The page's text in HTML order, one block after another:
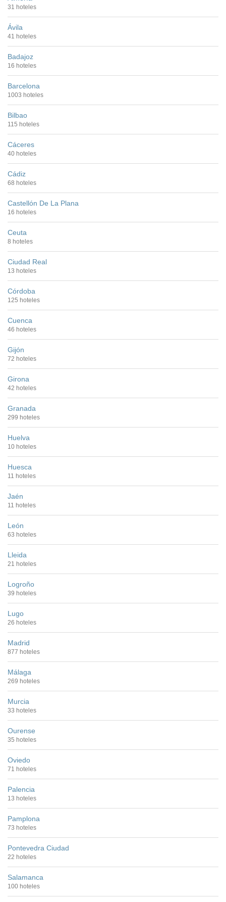
31 hoteles
Ávila
41 hoteles
Badajoz
16 hoteles
Barcelona
1003 hoteles
Bilbao
115 hoteles
Cáceres
40 hoteles
Cádiz
68 hoteles
Castellón De La Plana
16 hoteles
Ceuta
8 hoteles
Ciudad Real
13 hoteles
Córdoba
125 hoteles
Cuenca
46 hoteles
Gijón
72 hoteles
Girona
42 hoteles
Granada
299 hoteles
Huelva
10 hoteles
Huesca
11 hoteles
Jaén
11 hoteles
León
63 hoteles
Lleida
21 hoteles
Logroño
39 hoteles
Lugo
26 hoteles
Madrid
877 hoteles
Málaga
269 hoteles
Murcia
33 hoteles
Ourense
35 hoteles
Oviedo
71 hoteles
Palencia
13 hoteles
Pamplona
73 hoteles
Pontevedra Ciudad
22 hoteles
Salamanca
100 hoteles